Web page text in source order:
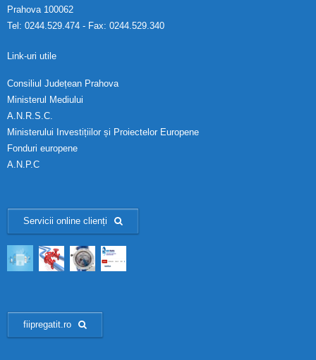
Prahova 100062
Tel: 0244.529.474 - Fax: 0244.529.340
Link-uri utile
Consiliul Județean Prahova
Ministerul Mediului
A.N.R.S.C.
Ministerului Investițiilor și Proiectelor Europene
Fonduri europene
A.N.P.C
Servicii online clienți
fiipregatit.ro